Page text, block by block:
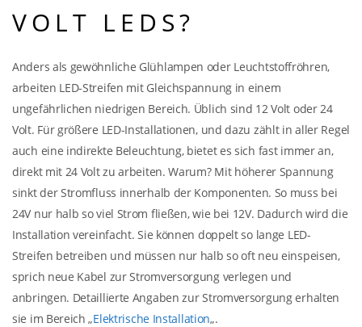
VOLT LEDS?
Anders als gewöhnliche Glühlampen oder Leuchtstoffröhren,
arbeiten LED-Streifen mit Gleichspannung in einem
ungefährlichen niedrigen Bereich. Üblich sind 12 Volt oder 24
Volt. Für größere LED-Installationen, und dazu zählt in aller Regel
auch eine indirekte Beleuchtung, bietet es sich fast immer an,
direkt mit 24 Volt zu arbeiten. Warum? Mit höherer Spannung
sinkt der Stromfluss innerhalb der Komponenten. So muss bei
24V nur halb so viel Strom fließen, wie bei 12V. Dadurch wird die
Installation vereinfacht. Sie können doppelt so lange LED-
Streifen betreiben und müssen nur halb so oft neu einspeisen,
sprich neue Kabel zur Stromversorgung verlegen und
anbringen. Detaillierte Angaben zur Stromversorgung erhalten
sie im Bereich „Elektrische Installation„.